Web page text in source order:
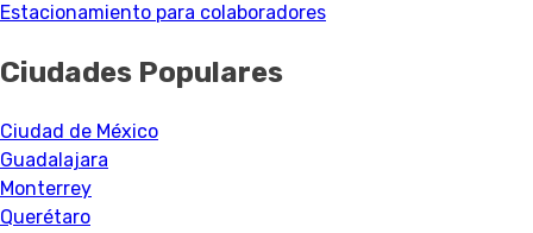
Estacionamiento para colaboradores
Ciudades Populares
Ciudad de México
Guadalajara
Monterrey
Querétaro